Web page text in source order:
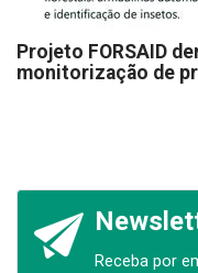
Projeto FORSAID
monitorização de
Receba por